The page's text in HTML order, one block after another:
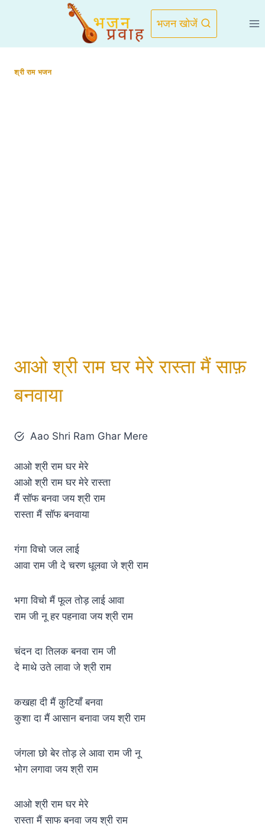
भजन खोजें
श्री राम भजन
आओ श्री राम घर मेरे रास्ता मैं साफ़
बनवाया
Aao Shri Ram Ghar Mere
आओ श्री राम घर मेरे
आओ श्री राम घर मेरे रास्ता
मैं सॉफ बनवा जय श्री राम
रास्ता मैं सॉफ बनवाया
गंगा विचो जल लाई
आवा राम जी दे चरण धूलवा जे श्री राम
भगा विचो मैं फूल तोड़ लाई आवा
राम जी नू हर पहनावा जय श्री राम
चंदन दा तिलक बनवा राम जी
दे माथे उते लावा जे श्री राम
कखहा दी मैं कुटियाँ बनवा
कुशा दा मैं आसान बनावा जय श्री राम
जंगला छो बेर तोड़ ले आवा राम जी नू
भोग लगावा जय श्री राम
आओ श्री राम घर मेरे
रास्ता मैं साफ बनवा जय श्री राम